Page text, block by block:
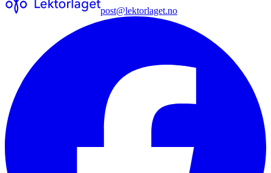
post@lektorlaget.no